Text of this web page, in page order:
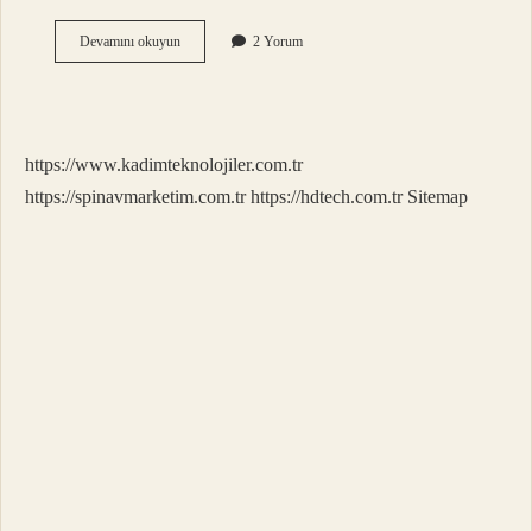
Devamını okuyunKahverengi
Göze
2 Yorum
https://www.kadimteknolojiler.com.tr
https://spinavmarketim.com.tr https://hdtech.com.tr Sitemap